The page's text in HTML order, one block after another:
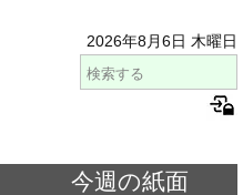
2026年8月6日 木曜日
今週の紙面